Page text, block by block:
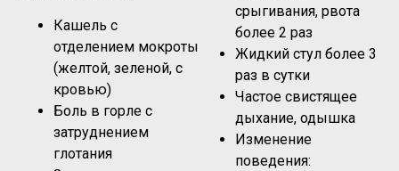
Кашель с
отделением мокроты
(желтой, зеленой, с
кровью)
Боль в горле с
затруднением
глотания
срыгивания, рвота
более 2 раз
Жидкий стул более 3
раз в сутки
Частое свистящее
дыхание, одышка
Изменение
поведения: